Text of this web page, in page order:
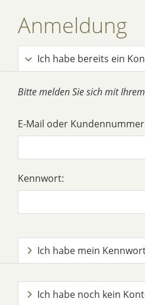
Anmeldung
Ich habe bereits ein
Bitte melden Sie sich mit
E-Mail oder
Kennwort:
Ich habe mein
Ich habe noch kein